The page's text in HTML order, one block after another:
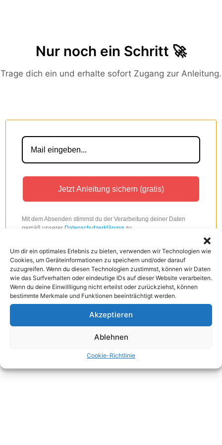
Um dir ein optimales Erlebnis zu bieten, verwenden wir Technologien wie
Cookies, um Geräteinformationen zu speichern und/oder darauf
zuzugreifen. Wenn du diesen Technologien zustimmst, können wir Daten
wie das Surfverhalten oder eindeutige IDs auf dieser Website verarbeiten.
Wenn du deine Einwillligung nicht erteilst oder zurückziehst, können
bestimmte Merkmale und Funktionen beeinträchtigt werden.
Akzeptieren
Ablehnen
Cookie-Richtlinie
Nur noch ein Schritt 🚀
Trage dich ein und erhalte sofort Zugang zur Anleitung.